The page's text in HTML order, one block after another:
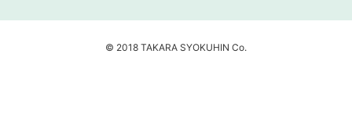
© 2018 TAKARA SYOKUHIN Co.